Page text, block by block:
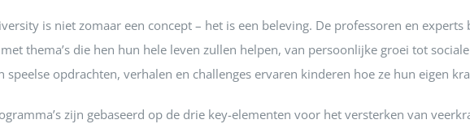
is niet zomaar een concept – het is een beleving. De professoren en
thema’s die hen hun hele leven zullen helpen, van persoonlijke groei tot
speelse opdrachten, verhalen en challenges ervaren kinderen hoe ze hun eigen
zijn gebaseerd op de drie key-elementen voor het versterken van